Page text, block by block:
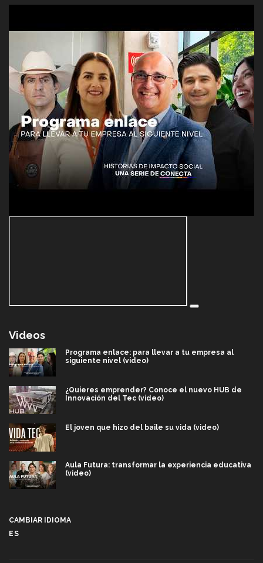
Videos
Programa enlace: para llevar a tu empresa al
siguiente nivel (video)
¿Quieres emprender? Conoce el nuevo HUB de
Innovación del Tec (video)
El joven que hizo del baile su vida (video)
Aula Futura: transformar la experiencia educativa
(video)
CAMBIAR IDIOMA
ES